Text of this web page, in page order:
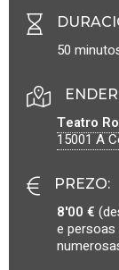
50
Teatro
15001A
PREZO:
8'00 €
e persoas